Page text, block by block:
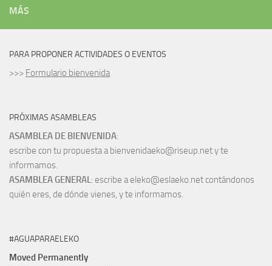
MÁS
PARA PROPONER ACTIVIDADES O EVENTOS
>>> Formulario bienvenida
PRÓXIMAS ASAMBLEAS
ASAMBLEA DE BIENVENIDA:
escribe con tu propuesta a bienvenidaeko@riseup.net y te
informamos.
ASAMBLEA GENERAL: escribe a eleko@eslaeko.net contándonos
quién eres, de dónde vienes, y te informamos.
#AGUAPARAELEKO
Moved Permanently